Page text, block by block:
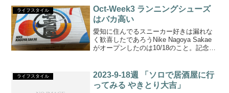
大学時代にバイトでためた...
ライフスタイル
Oct-Week3 ランニングシューズ
はバカ高い
愛知に住んでるスニーカー好きは漏れな
く歓喜したであろうNike Nagoya Sakae
がオープンしたのは10/18のこと。記念品
しい。凄い。入店すると入り口で貰...
ライフスタイル
2023-9-18週 「ソロで居酒屋に行
ってみる やきとり大吉」